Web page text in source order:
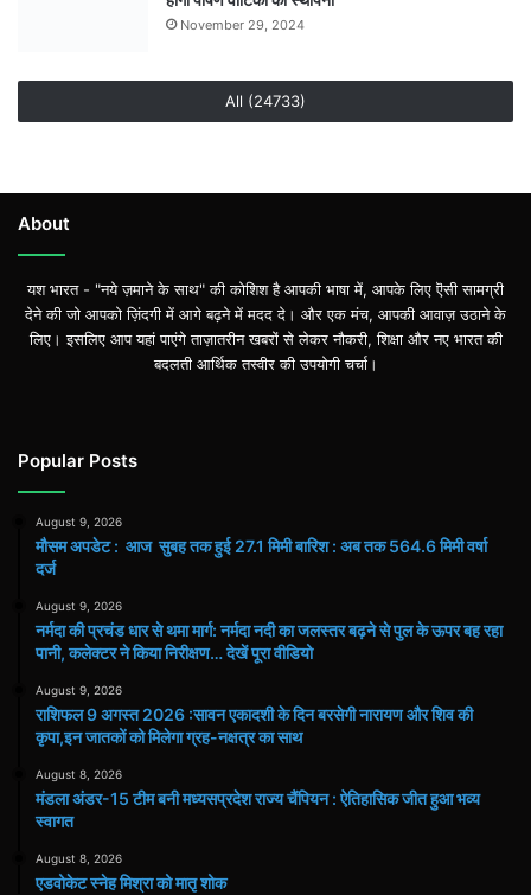
November 29, 2024
All (24733)
About
यश भारत - "नये ज़माने के साथ" की कोशिश है आपकी भाषा में, आपके लिए ऎसी सामग्री
देने की जो आपको ज़िंदगी में आगे बढ़ने में मदद दे। और एक मंच, आपकी आवाज़ उठाने के
लिए। इसलिए आप यहां पाएंगे ताज़ातरीन खबरों से लेकर नौकरी, शिक्षा और नए भारत की
बदलती आर्थिक तस्वीर की उपयोगी चर्चा।
Popular Posts
August 9, 2026
मौसम अपडेट : आज सुबह तक हुई 27.1 मिमी बारिश : अब तक 564.6 मिमी वर्षा
दर्ज
August 9, 2026
नर्मदा की प्रचंड धार से थमा मार्ग: नर्मदा नदी का जलस्तर बढ़ने से पुल के ऊपर बह रहा
पानी, कलेक्टर ने किया निरीक्षण… देखें पूरा वीडियो
August 9, 2026
राशिफल 9 अगस्त 2026 :सावन एकादशी के दिन बरसेगी नारायण और शिव की
कृपा,इन जातकों को मिलेगा ग्रह-नक्षत्र का साथ
August 8, 2026
मंडला अंडर-15 टीम बनी मध्यसप्रदेश राज्य चैंपियन : ऐतिहासिक जीत हुआ भव्य
स्वागत
August 8, 2026
एडवोकेट स्नेह मिश्रा को मातृ शोक